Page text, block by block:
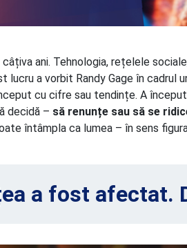
ani. Tehnologia, rețelele
lucru a vorbit Randy Gage în cadrul
cu cifre sau tendințe. A
decidă – să renunțe sau să se
întâmpla ca lumea – în sens
a fost afectat.